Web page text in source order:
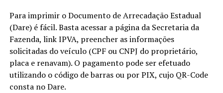
Para imprimir o Documento de Arrecadação Estadual
(Dare) é fácil. Basta acessar a página da Secretaria da
Fazenda, link IPVA, preencher as informações
solicitadas do veículo (CPF ou CNPJ do proprietário,
placa e renavam). O pagamento pode ser efetuado
utilizando o código de barras ou por PIX, cujo QR-Code
consta no Dare.